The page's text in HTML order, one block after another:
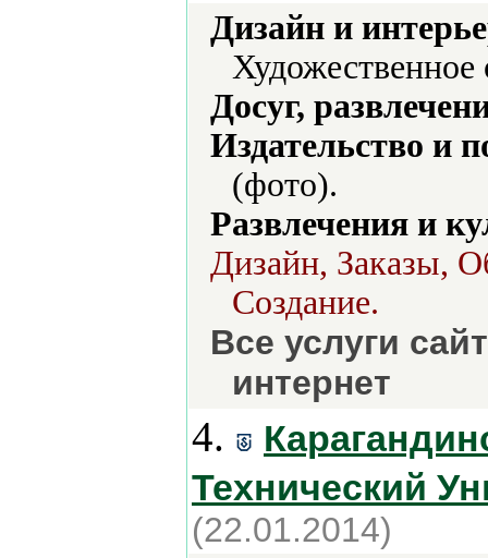
Дизайн и
Досуг,
Издательство и
(фото).
Развлечения и
Дизайн, Заказы,
Создание.
Все услуги
интернет
4.
Технический
(22.01.2014)